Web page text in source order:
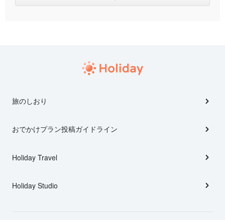
旅のしおり
おでかけプラン投稿ガイドライン
Holiday Travel
Holiday Studio